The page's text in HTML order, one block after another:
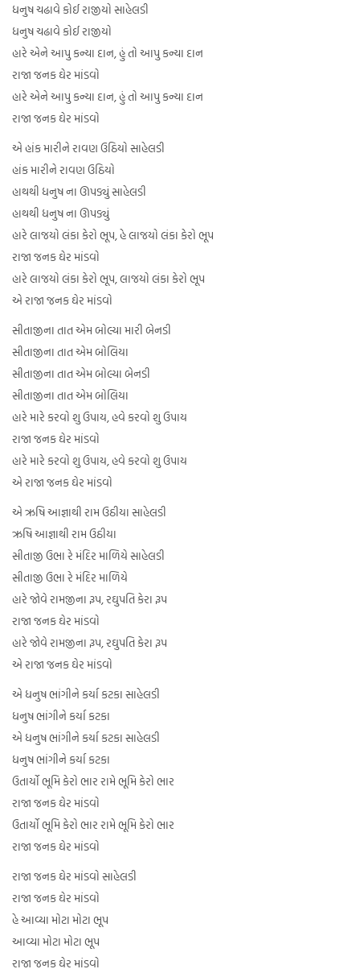
ધનુષ ચઢાવે કોઈ રાજીયો સાહેલડી
ધનુષ ચઢાવે કોઈ રાજીયો
હારે એને આપુ કન્યા દાન, હું તો આપુ કન્યા દાન
રાજા જનક ઘેર માંડવો
હારે એને આપુ કન્યા દાન, હું તો આપુ કન્યા દાન
રાજા જનક ઘેર માંડવો
એ હાંક મારીને રાવણ ઉઠિયો સાહેલડી
હાંક મારીને રાવણ ઉઠિયો
હાથથી ધનુષ ના ઊપડ્યું સાહેલડી
હાથથી ધનુષ ના ઊપડ્યું
હારે લાજયો લંકા કેરો ભૂપ, હે લાજયો લંકા કેરો ભૂપ
રાજા જનક ઘેર માંડવો
હારે લાજયો લંકા કેરો ભૂપ, લાજયો લંકા કેરો ભૂપ
એ રાજા જનક ઘેર માંડવો
સીતાજીના તાત એમ બોલ્યા મારી બેનડી
સીતાજીના તાત એમ બોલિયા
સીતાજીના તાત એમ બોલ્યા બેનડી
સીતાજીના તાત એમ બોલિયા
હારે મારે કરવો શુ ઉપાય, હવે કરવો શુ ઉપાય
રાજા જનક ઘેર માંડવો
હારે મારે કરવો શુ ઉપાય, હવે કરવો શુ ઉપાય
એ રાજા જનક ઘેર માંડવો
એ ઋષિ આજ્ઞાથી રામ ઉઠીયા સાહેલડી
ઋષિ આજ્ઞાથી રામ ઉઠીયા
સીતાજી ઉભા રે મંદિર માળિયે સાહેલડી
સીતાજી ઉભા રે મંદિર માળિયે
હારે જોવે રામજીના રૂપ, રઘુપતિ કેરા રૂપ
રાજા જનક ઘેર માંડવો
હારે જોવે રામજીના રૂપ, રઘુપતિ કેરા રૂપ
એ રાજા જનક ઘેર માંડવો
એ ધનુષ ભાંગીને કર્યા કટકા સાહેલડી
ધનુષ ભાંગીને કર્યા કટકા
એ ધનુષ ભાંગીને કર્યા કટકા સાહેલડી
ધનુષ ભાંગીને કર્યા કટકા
ઉતાર્યો ભૂમિ કેરો ભાર રામે ભૂમિ કેરો ભાર
રાજા જનક ઘેર માંડવો
ઉતાર્યો ભૂમિ કેરો ભાર રામે ભૂમિ કેરો ભાર
રાજા જનક ઘેર માંડવો
રાજા જનક ઘેર માંડવો સાહેલડી
રાજા જનક ઘેર માંડવો
હે આવ્યા મોટા મોટા ભૂપ
આવ્યા મોટા મોટા ભૂપ
રાજા જનક ઘેર માંડવો